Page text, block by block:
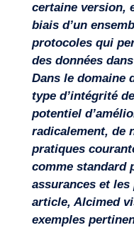
Missions
certaine version,
biais d’un
protocoles qui
des données
Dans le domaine
type d’intégrité
potentiel
radicalement, de
pratiques
comme standard
assurances et
article, Alcimed
exemples